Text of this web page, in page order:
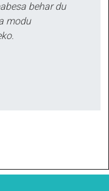
behar du
modu